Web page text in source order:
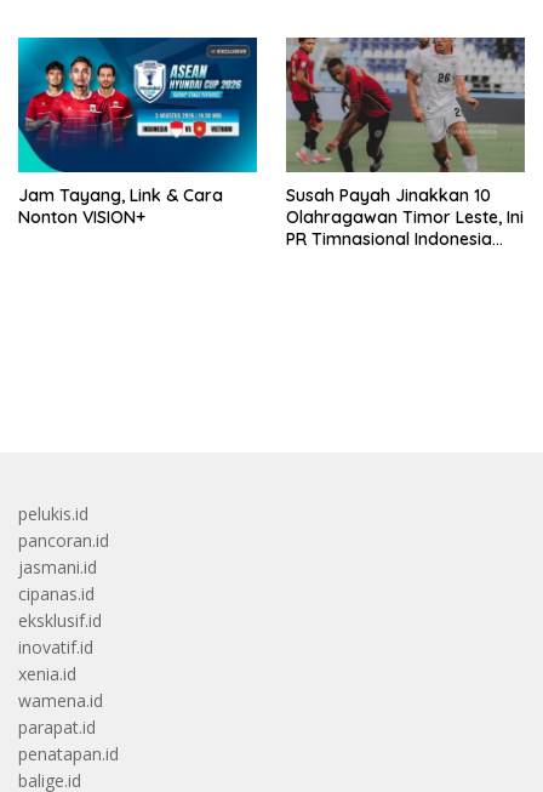
Jam Tayang, Link & Cara
Nonton VISION+
Susah Payah Jinakkan 10
Olahragawan Timor Leste, Ini
PR Timnasional Indonesia
pelukis.id
pancoran.id
jasmani.id
cipanas.id
eksklusif.id
inovatif.id
xenia.id
wamena.id
parapat.id
penatapan.id
balige.id